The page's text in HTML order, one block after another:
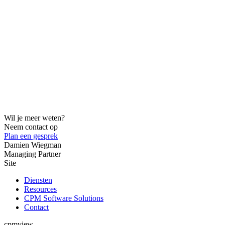
Wil je meer weten?
Neem contact op
Plan een gesprek
Damien Wiegman
Managing Partner
Site
Diensten
Resources
CPM Software Solutions
Contact